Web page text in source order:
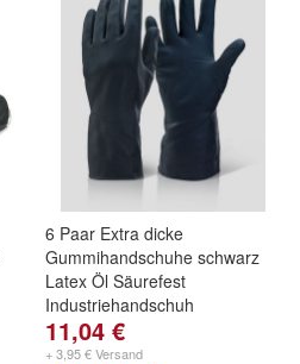
6 Paar Extra dicke
Gummihandschuhe schwarz
Latex Öl Säurefest
Industriehandschuh
11,04 €
+ 3,95 € Versand